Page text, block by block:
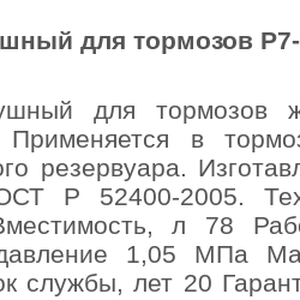
для тормозов
для тормозов
в
резервуара.
Р 52400-2005.
л 78
1,05 МПа
службы, лет 20